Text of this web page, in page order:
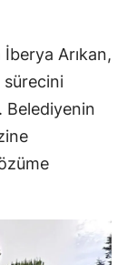
Arıkan,
sürecini
Belediyenin